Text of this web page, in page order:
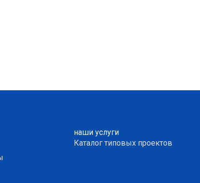
наши услуги
Каталог типовых проектов